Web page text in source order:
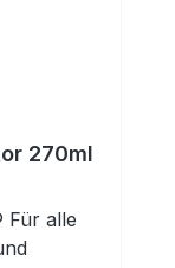
270ml